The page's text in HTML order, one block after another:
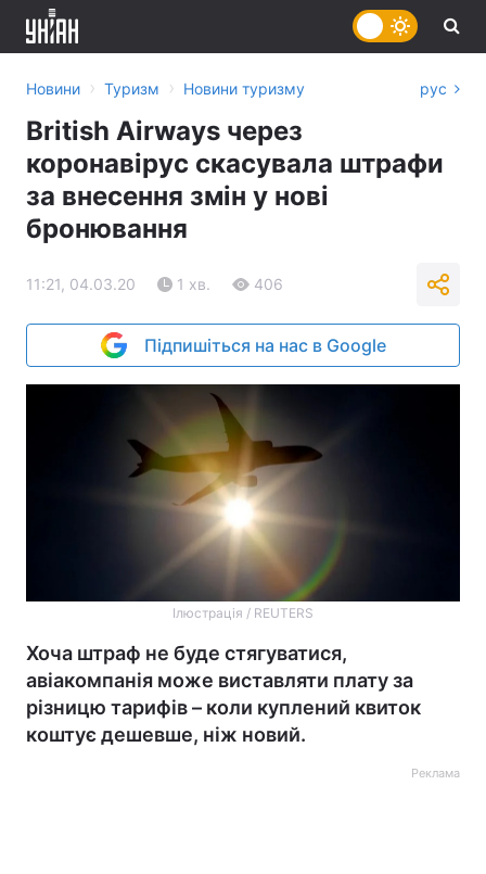
Новини › Туризм › Новини туризму рус
British Airways через
коронавірус скасувала штрафи
за внесення змін у нові
бронювання
11:21, 04.03.20 1 хв. 406
Підпишіться на нас в Google
Ілюстрація / REUTERS
Хоча штраф не буде стягуватися,
авіакомпанія може виставляти плату за
різницю тарифів – коли куплений квиток
коштує дешевше, ніж новий.
Реклама